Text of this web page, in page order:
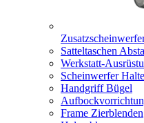
Satteltaschen
Werkstatt-
Scheinwerfer
Handgriff Bügel
Frame Zierblenden